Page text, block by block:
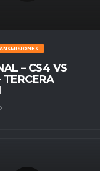
– CS4 VS